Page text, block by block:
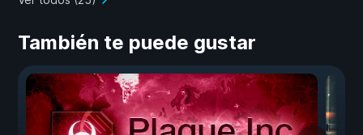
También te puede gustar